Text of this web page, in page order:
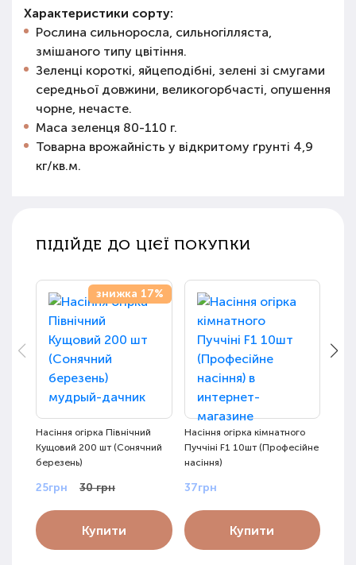
Характеристики сорту:
Рослина сильноросла, сильногілляста,
змішаного типу цвітіння.
Зеленці короткі, яйцеподібні, зелені зі смугами
середньої довжини, великогорбчасті, опушення
чорне, нечасте.
Маса зеленця 80-110 г.
Товарна врожайність у відкритому ґрунті 4,9
кг/кв.м.
ПІДІЙДЕ ДО ЦІЄЇ ПОКУПКИ
знижка 17%
Насіння огірка Північний
Кущовий 200 шт (Сонячний
березень)
25грн 30 грн
Купити
Насіння огірка кімнатного
Пуччіні F1 10шт (Професійне
насіння)
37грн
Купити